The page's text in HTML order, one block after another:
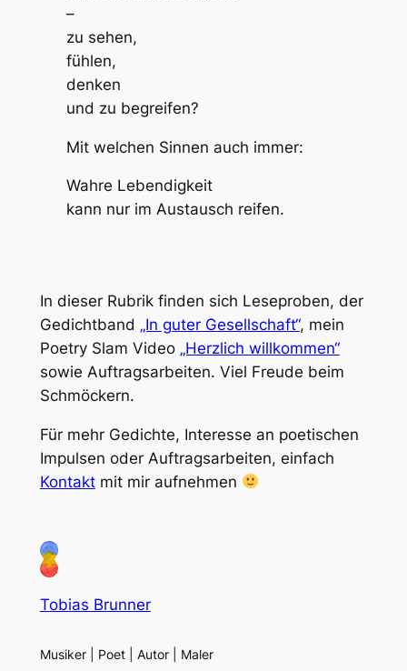
–
zu sehen,
fühlen,
denken
und zu begreifen?
Mit welchen Sinnen auch immer:
Wahre Lebendigkeit
kann nur im Austausch reifen.
In dieser Rubrik finden sich Leseproben, der
Gedichtband „In guter Gesellschaft“, mein
Poetry Slam Video „Herzlich willkommen“
sowie Auftragsarbeiten. Viel Freude beim
Schmöckern.
Für mehr Gedichte, Interesse an poetischen
Impulsen oder Auftragsarbeiten, einfach
Kontaktmit mir aufnehmen
Tobias Brunner
Musiker | Poet | Autor | Maler